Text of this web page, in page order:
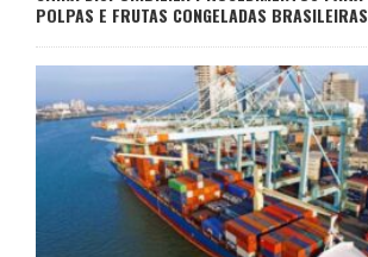
POLPAS E FRUTAS CONGELADAS BRASILEIRAS